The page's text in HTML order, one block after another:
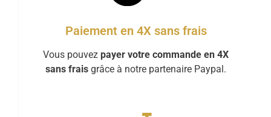
Paiement en 4X sans frais
Vous pouvez payer votre commande en 4X
sans frais grâce à notre partenaire Paypal.